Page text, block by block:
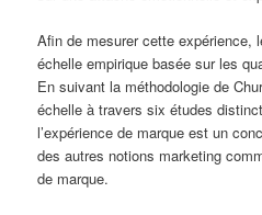
Afin de mesurer cette expérience,
échelle empirique basée sur les
En suivant la méthodologie de
échelle à travers six études
l’expérience de marque est un
des autres notions marketing
de marque.